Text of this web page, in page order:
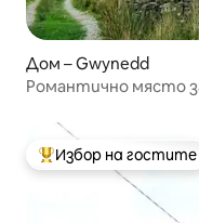
Дом – Gwynedd
Романтично място
Най-популярен
Избор на гостите